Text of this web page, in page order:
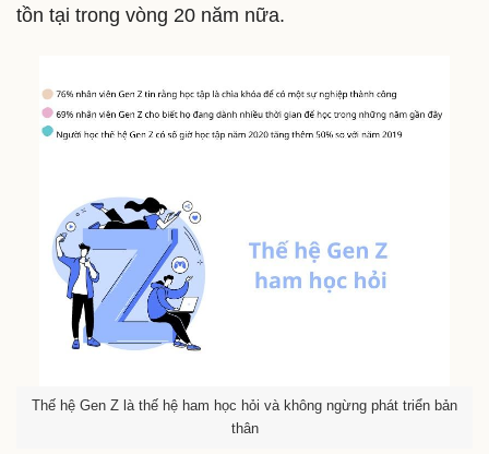
tồn tại trong vòng 20 năm nữa.
Thế hệ Gen Z là thế hệ ham học hỏi và không ngừng phát triển bản
thân